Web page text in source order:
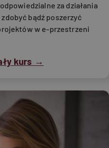
za działania
bądź poszerzyć
w e-przestrzeni
kurs →